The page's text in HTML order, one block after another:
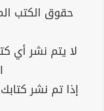
حقوق الكتب
لا يتم نشر أي
إذا تم نشر